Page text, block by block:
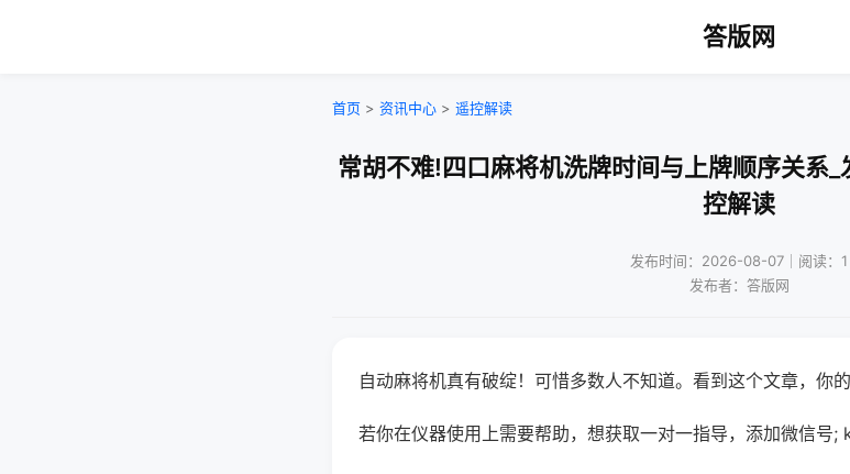
答版网
首页 > 资讯中心 > 遥控解读
常胡不难!四口麻将机洗牌时间与上牌顺序关系
控解读
发布时间：2026-08-07｜阅读：1
发布者：答版网
自动麻将机真有破绽！可惜多数人不知道。看到这个文章，你的
若你在仪器使用上需要帮助，想获取一对一指导，添加微信号;